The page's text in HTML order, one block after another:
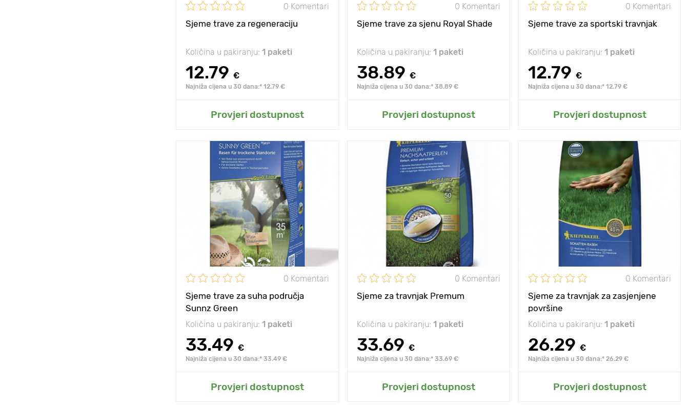
0 Komentari
Sjeme trave za regeneraciju
Količina u pakiranju: 1 paketi
12.79 €
Najniža cijena u 30 dana:* 12.79 €
Provjeri dostupnost
Dodaj u moj vrt
0 Komentari
Sjeme trave za sjenu Royal Shade
Količina u pakiranju: 1 paketi
38.89 €
Najniža cijena u 30 dana:* 38.89 €
Provjeri dostupnost
Dodaj u moj vrt
0 Komentari
Sjeme trave za sportski travnjak
Količina u pakiranju: 1 paketi
12.79 €
Najniža cijena u 30 dana:* 12.79 €
Provjeri dostupnost
Dodaj u moj vrt
0 Komentari
Sjeme trave za suha područja
Sunnz Green
Količina u pakiranju: 1 paketi
33.49 €
Najniža cijena u 30 dana:* 33.49 €
Provjeri dostupnost
Posebnosti
prekrasan travnjak
bez puno truda
Visina biljke 10 - 20 cm
Razmak između
biljaka
5 х 5 cm
Sunce, polusjena sunce, polusjena
Dodaj u moj vrt
0 Komentari
Sjeme za travnjak Premum
Količina u pakiranju: 1 paketi
33.69 €
Najniža cijena u 30 dana:* 33.69 €
Provjeri dostupnost
Posebnosti
duga, upadljiva i
bogata cvatnja.
Visina biljke 10 - 20 cm
Razmak između
5 х 5 cm
Sunce, polusjena sunce, polusjena
Dodaj u moj vrt
0 Komentari
Sjeme za travnjak za zasjenjene
površine
Količina u pakiranju: 1 paketi
26.29 €
Najniža cijena u 30 dana:* 26.29 €
Provjeri dostupnost
Posebnosti
duga, upadljiva i
bogata cvatnja.
Visina biljke 10 - 20 cm
Razmak između
Sunce, polusjena sunce, polusjena
Dodaj u moj vrt